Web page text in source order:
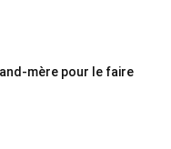
mère pour le faire